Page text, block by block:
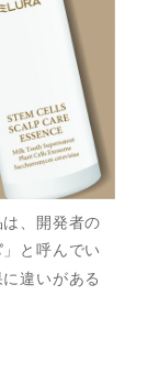
、開発者の
」と呼んでい
違いがある